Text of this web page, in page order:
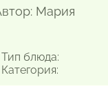
Мария
блюда: